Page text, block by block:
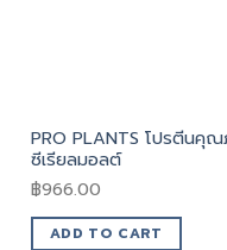
PRO PLANTS โปรตีนคุ
ซีเรียลมอลต์
฿966.00
ADD TO CART